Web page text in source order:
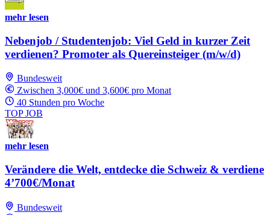
mehr lesen
Nebenjob / Studentenjob: Viel Geld in kurzer Zeit
verdienen? Promoter als Quereinsteiger (m/w/d)
Bundesweit
Zwischen 3,000€ und 3,600€ pro Monat
40 Stunden pro Woche
TOP JOB
mehr lesen
Verändere die Welt, entdecke die Schweiz & verdiene
4’700€/Monat
Bundesweit